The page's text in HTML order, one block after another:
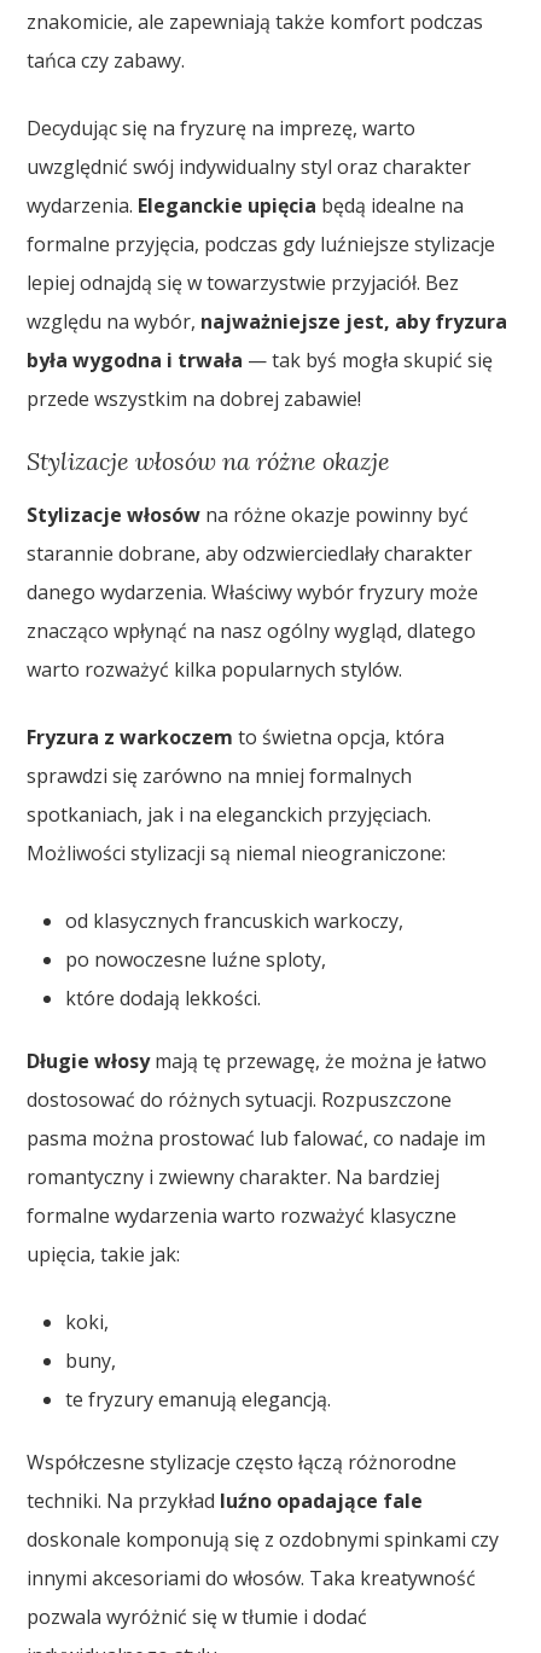
znakomicie, ale zapewniają także komfort podczas
tańca czy zabawy.
Decydując się na fryzurę na imprezę, warto
uwzględnić swój indywidualny styl oraz charakter
wydarzenia. Eleganckie upięcia będą idealne na
formalne przyjęcia, podczas gdy luźniejsze stylizacje
lepiej odnajdą się w towarzystwie przyjaciół. Bez
względu na wybór, najważniejsze jest, aby fryzura
była wygodna i trwała — tak byś mogła skupić się
przede wszystkim na dobrej zabawie!
Stylizacje włosów na różne okazje
Stylizacje włosów na różne okazje powinny być
starannie dobrane, aby odzwierciedlały charakter
danego wydarzenia. Właściwy wybór fryzury może
znacząco wpłynąć na nasz ogólny wygląd, dlatego
warto rozważyć kilka popularnych stylów.
Fryzura z warkoczem to świetna opcja, która
sprawdzi się zarówno na mniej formalnych
spotkaniach, jak i na eleganckich przyjęciach.
Możliwości stylizacji są niemal nieograniczone:
od klasycznych francuskich warkoczy,
po nowoczesne luźne sploty,
które dodają lekkości.
Długie włosymają tę przewagę, że można je łatwo
dostosować do różnych sytuacji. Rozpuszczone
pasma można prostować lub falować, co nadaje im
romantyczny i zwiewny charakter. Na bardziej
formalne wydarzenia warto rozważyć klasyczne
upięcia, takie jak:
koki,
buny,
te fryzury emanują elegancją.
Współczesne stylizacje często łączą różnorodne
techniki. Na przykład luźno opadające fale
doskonale komponują się z ozdobnymi spinkami czy
innymi akcesoriami do włosów. Taka kreatywność
pozwala wyróżnić się w tłumie i dodać